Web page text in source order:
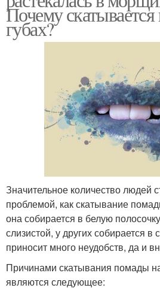
Почему
губах?
Значительное количество людей
проблемой, как скатывание
она собирается в белую
слизистой, у других собирается в
приносит много неудобств, да и
Причинами скатывания помады
являются следующее: